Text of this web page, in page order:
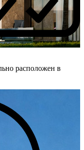
расположен в